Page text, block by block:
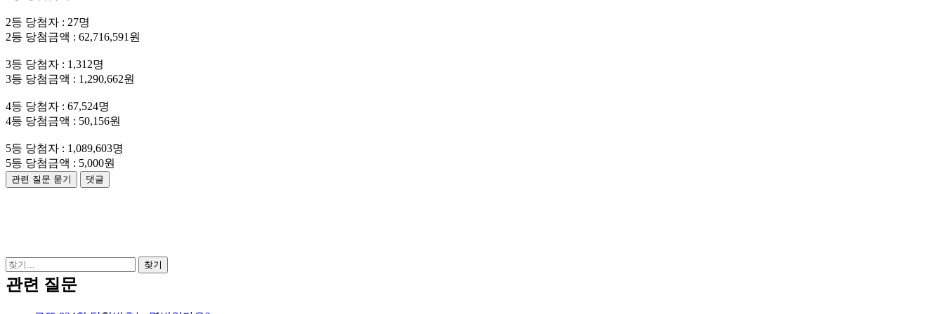
2등 당첨자 : 27명
2등 당첨금액 : 62,716,591원
3등 당첨자 : 1,312명
3등 당첨금액 : 1,290,662원
4등 당첨자 : 67,524명
4등 당첨금액 : 50,156원
5등 당첨자 : 1,089,603명
5등 당첨금액 : 5,000원
관련 질문